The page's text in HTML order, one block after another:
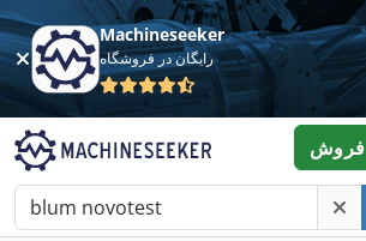
Machineseeker
رایگان در فروشگاه
فروش